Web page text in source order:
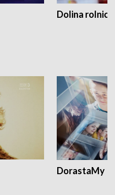
Dolina
DorastaMy